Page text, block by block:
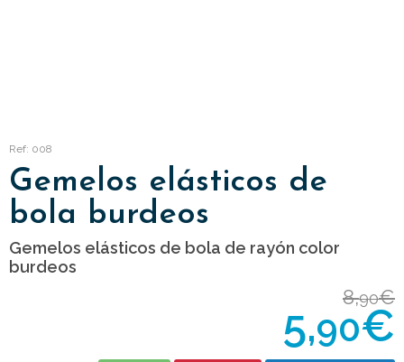
Ref: 008
Gemelos elásticos de
bola burdeos
Gemelos elásticos de bola de rayón color
burdeos
8,90€
5,90€